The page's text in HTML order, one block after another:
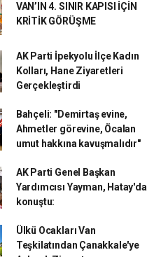
VAN’IN 4. SINIR KAPISI İÇİN
KRİTİK GÖRÜŞME
AK Parti İpekyolu İlçe Kadın
Kolları, Hane Ziyaretleri
Gerçekleştirdi
Bahçeli: "Demirtaş evine,
Ahmetler görevine, Öcalan
umut hakkına kavuşmalıdır"
AK Parti Genel Başkan
Yardımcısı Yayman, Hatay'da
konuştu:
Ülkü Ocakları Van
Teşkilatından Çanakkale'ye